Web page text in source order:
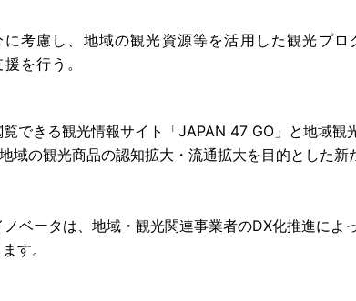
考慮し、地域の観光資源等を活用した観光プロ
を行う。
できる観光情報サイト「JAPAN 47 GO」と地域観
域の観光商品の認知拡大・流通拡大を目的とした新
ベータは、地域・観光関連事業者のDX化推進によ
す。